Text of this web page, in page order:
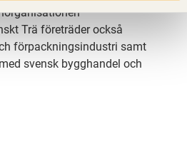
Trä företräder också
förpackningsindustri samt
svensk bygghandel och